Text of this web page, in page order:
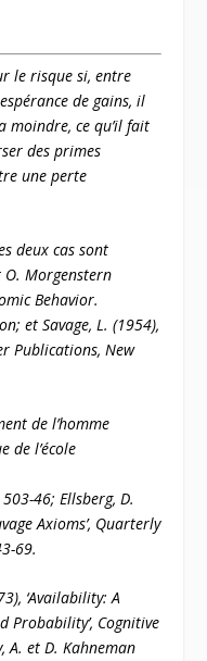
le risque si, entre
de gains, il
moindre, ce qu’il fait
des primes
une perte
deux cas sont
O. Morgenstern
Behavior.
et Savage, L. (1954),
Publications, New
de l’homme
de l’école
46; Ellsberg, D.
Axioms’, Quarterly
69.
‘Availability: A
Probability’, Cognitive
A. et D. Kahneman